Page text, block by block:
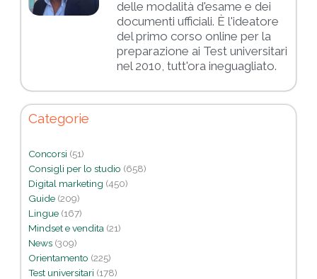
delle modalità d'esame e dei
documenti ufficiali. È l'ideatore
del primo corso online per la
preparazione ai Test universitari
nel 2010, tutt'ora ineguagliato.
Categorie
Concorsi (51)
Consigli per lo studio (658)
Digital marketing (450)
Guide (209)
Lingue (167)
Mindset e vendita (21)
News (309)
Orientamento (225)
Test universitari (178)